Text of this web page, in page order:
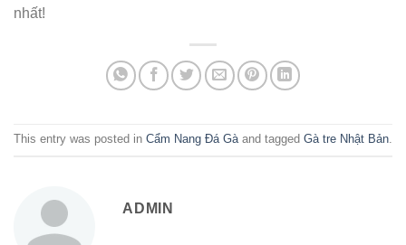
nhất!
This entry was posted in Cẩm Nang Đá Gàand tagged Gà tre Nhật Bản.
ADMIN